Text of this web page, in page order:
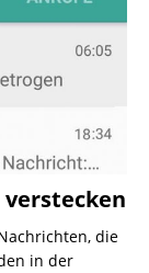
die
in der